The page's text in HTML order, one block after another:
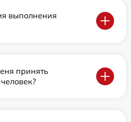
выполнения
принять